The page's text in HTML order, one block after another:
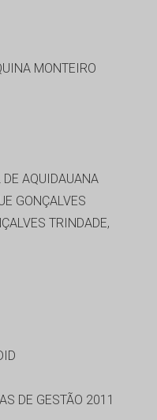
MONTEIRO
AQUIDAUANA
GONÇALVES
TRINDADE,
DE GESTÃO 2011